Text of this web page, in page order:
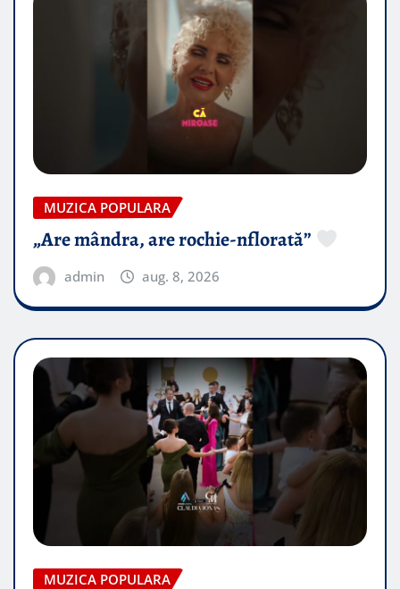
MUZICA POPULARA
„Are mândra, are rochie-nflorată”
admin aug. 8, 2026
MUZICA POPULARA